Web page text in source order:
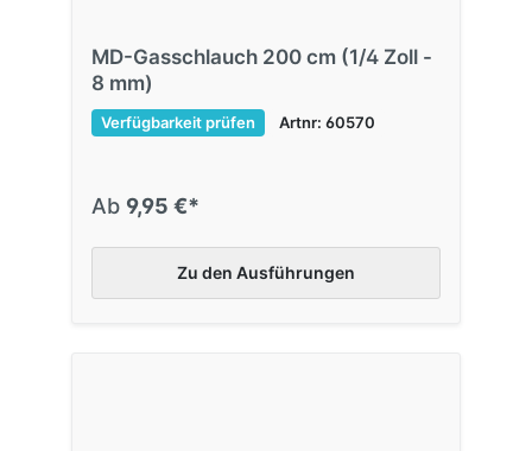
MD-Gasschlauch 200 cm (1/4 Zoll -
8 mm)
Verfügbarkeit prüfen Artnr: 60570
Ab 9,95 €*
Zu den Ausführungen